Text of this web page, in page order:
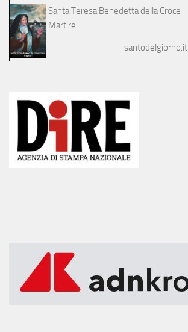
Santa Teresa Benedetta della Croce
Martire
santodelgiorno.it